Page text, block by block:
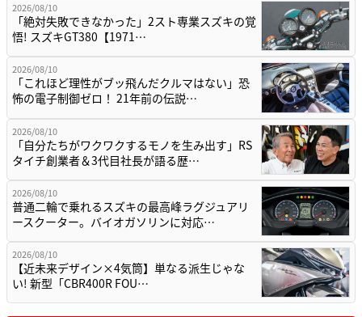
2026/08/10
「絶対失敗できなかった」2スト専業スズキの覚
悟! スズキGT380【1971…
2026/08/10
「これほど理性がブッ飛んだクルマはない」恐
怖の電子制御ゼロ！ 21年前の伝説…
2026/08/10
「自分たちがワクワクするモノを生み出す」RS
タイチ創業者＆3代目社長が語る歴…
2026/08/10
普通二輪で乗れるスズキの最高峰ラグジュアリ
ースクーター。バイオガソリンに対応…
2026/08/10
【近未来デザイン×4気筒】単なる派生じゃな
い! 新型「CBR400R FOU…